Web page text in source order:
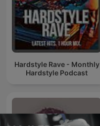
Hardstyle Rave - Monthly
Hardstyle Podcast